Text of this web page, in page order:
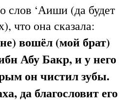
слов ‘Аиши (да будет
что она сказала:
вошёл (мой брат)
Абу Бакр, и у него
он чистил зубы.
да благословит его